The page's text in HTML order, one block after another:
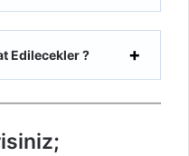
Edilecekler ?